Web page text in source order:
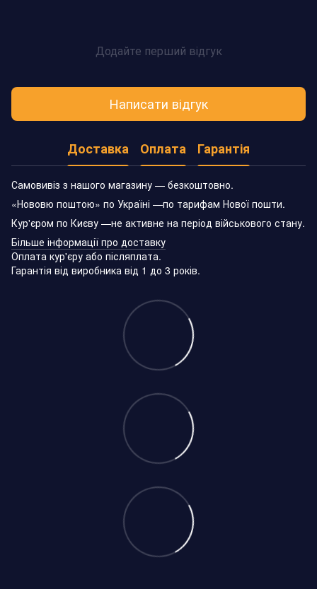
Додайте перший відгук
Написати відгук
Доставка Оплата Гарантія
Самовивіз з нашого магазину — безкоштовно.
«Нововю поштою» по Україні —по тарифам Нової пошти.
Кур'єром по Києву —не активне на період військового стану.
Більше інформації про доставку
Оплата кур'єру або післяплата.
Гарантія від виробника від 1 до 3 років.